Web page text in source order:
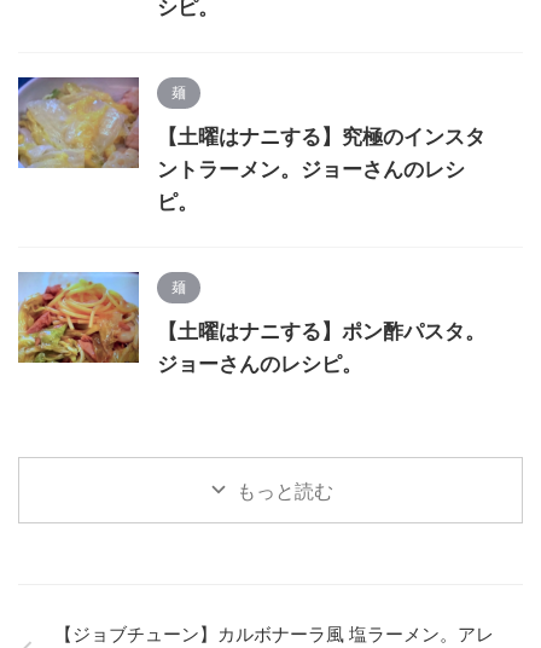
シピ。
麺
【土曜はナニする】究極のインスタ
ントラーメン。ジョーさんのレシ
ピ。
麺
【土曜はナニする】ポン酢パスタ。
ジョーさんのレシピ。
もっと読む
【ジョブチューン】カルボナーラ風 塩ラーメン。アレ